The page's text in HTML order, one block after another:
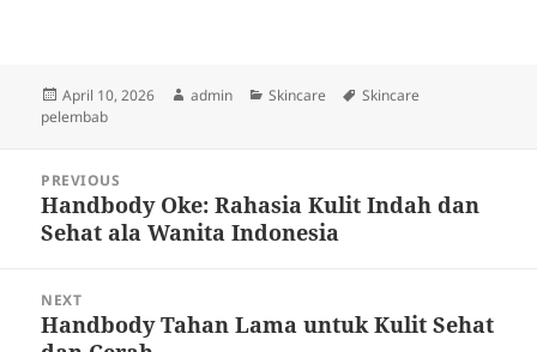
Posted
on
April 10, 2026 Author
admin Categories
Skincare Tags
Skincare
pelembab
navigation
PREVIOUS
Previous
post:
Handbody Oke: Rahasia Kulit Indah dan
Sehat ala Wanita Indonesia
NEXT
Next
Handbody Tahan Lama untuk Kulit Sehat